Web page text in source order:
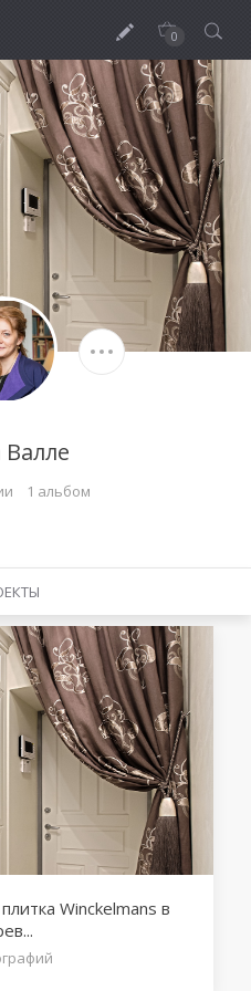
0
Валле
1 альбом
Winckelmans в